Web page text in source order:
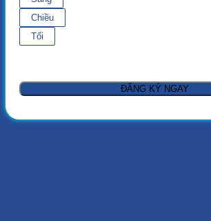
Chiều
Tối